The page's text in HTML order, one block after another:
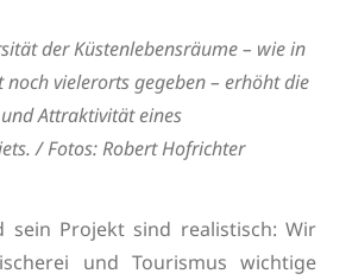
der Küstenlebensräume – wie in
noch vielerorts gegeben – erhöht die
Attraktivität eines
/ Fotos: Robert Hofrichter
sein Projekt sind realistisch: Wir
und Tourismus wichtige